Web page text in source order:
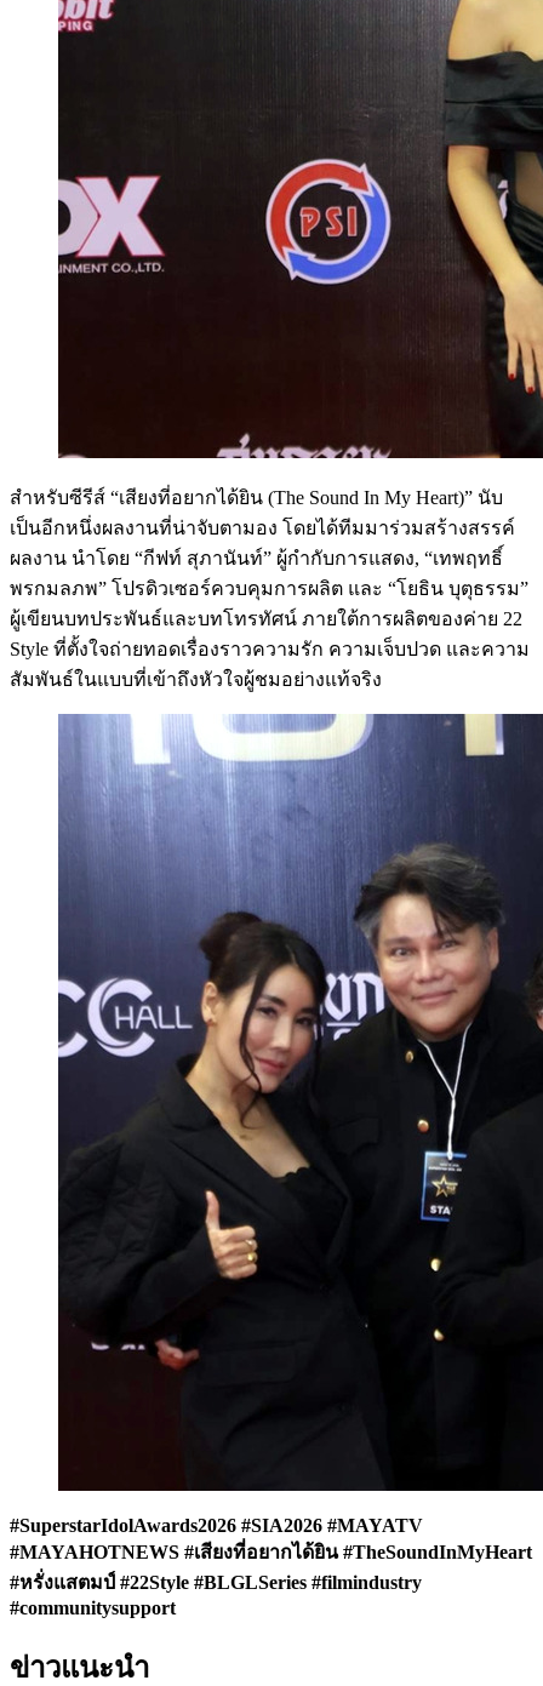
สำหรับซีรีส์ “เสียงที่อยากได้ยิน (The Sound In My Heart)” นับ
เป็นอีกหนึ่งผลงานที่น่าจับตามอง โดยได้ทีมมาร่วมสร้างสรรค์
ผลงาน นำโดย “กีฟท์ สุภานันท์” ผู้กำกับการแสดง, “เทพฤทธิ์
พรกมลภพ” โปรดิวเซอร์ควบคุมการผลิต และ “โยธิน บุตุธรรม”
ผู้เขียนบทประพันธ์และบทโทรทัศน์ ภายใต้การผลิตของค่าย 22
Style ที่ตั้งใจถ่ายทอดเรื่องราวความรัก ความเจ็บปวด และความ
สัมพันธ์ในแบบที่เข้าถึงหัวใจผู้ชมอย่างแท้จริง
#SuperstarIdolAwards2026 #SIA2026 #MAYATV
#MAYAHOTNEWS #เสียงที่อยากได้ยิน #TheSoundInMyHeart
#หรั่งแสตมป์ #22Style #BLGLSeries #filmindustry
#communitysupport
ข่าวแนะนำ